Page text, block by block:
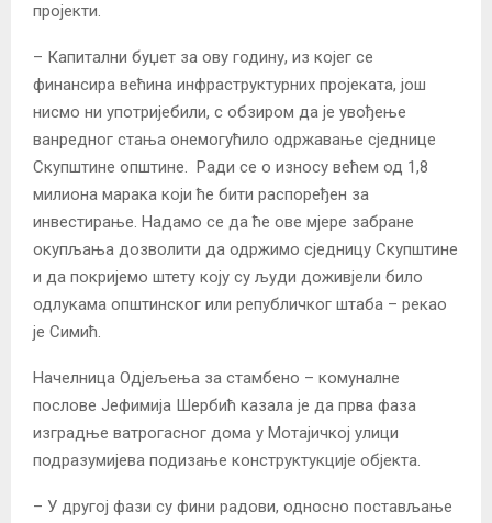
пројекти.
– Капитални буџет за ову годину, из којег се
финансира већина инфраструктурних пројеката, још
нисмо ни употријебили, с обзиром да је увођење
ванредног стања онемогућило одржавање сједнице
Скупштине општине. Ради се о износу већем од 1,8
милиона марака који ће бити распоређен за
инвестирање. Надамо се да ће ове мјере забране
окупљања дозволити да одржимо сједницу Скупштине
и да покријемо штету коју су људи доживјели било
одлукама општинског или републичког штаба – рекао
је Симић.
Начелница Одјељења за стамбено – комуналне
послове Јефимија Шербић казала је да прва фаза
изградње ватрогасног дома у Мотајичкој улици
подразумијева подизање конструктукције објекта.
– У другој фази су фини радови, односно постављање